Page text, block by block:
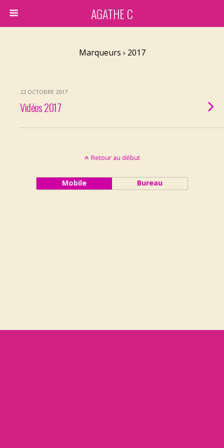
AGATHE C
Marqueurs › 2017
22 OCTOBRE 2017
Vidéos 2017
Retour au début
Mobile Bureau